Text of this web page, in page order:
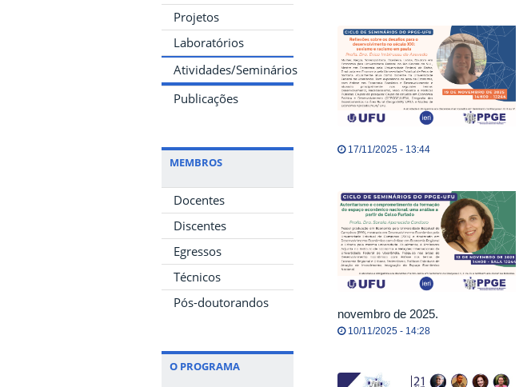
Projetos
Laboratórios
Atividades/Seminários
Publicações
MEMBROS
Docentes
Discentes
Egressos
Técnicos
Pós-doutorandos
O PROGRAMA
17/11/2025 - 13:44
novembro de 2025.
10/11/2025 - 14:28